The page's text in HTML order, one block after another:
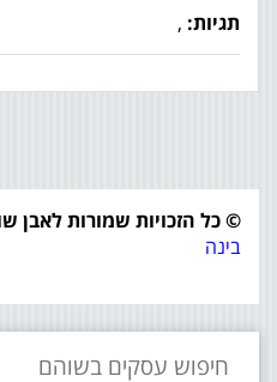
תגיות: ,
© כל הזכויות שמורות לאבן
בינה